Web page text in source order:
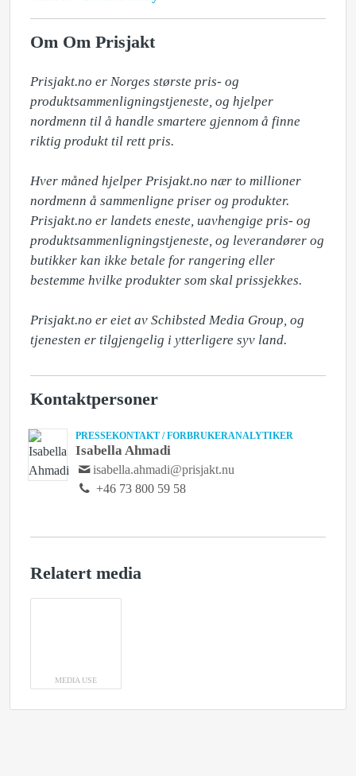
Om Om Prisjakt
Prisjakt.no er Norges største pris- og
produktsammenligningstjeneste, og hjelper
nordmenn til å handle smartere gjennom å finne
riktig produkt til rett pris.
Hver måned hjelper Prisjakt.no nær to millioner
nordmenn å sammenligne priser og produkter.
Prisjakt.no er landets eneste, uavhengige pris- og
produktsammenligningstjeneste, og leverandører og
butikker kan ikke betale for rangering eller
bestemme hvilke produkter som skal prissjekkes.
Prisjakt.no er eiet av Schibsted Media Group, og
tjenesten er tilgjengelig i ytterligere syv land.
Kontaktpersoner
PRESSEKONTAKT / FORBRUKERANALYTIKER
Isabella Ahmadi
isabella.ahmadi@prisjakt.nu
+46 73 800 59 58
Relatert media
MEDIA USE